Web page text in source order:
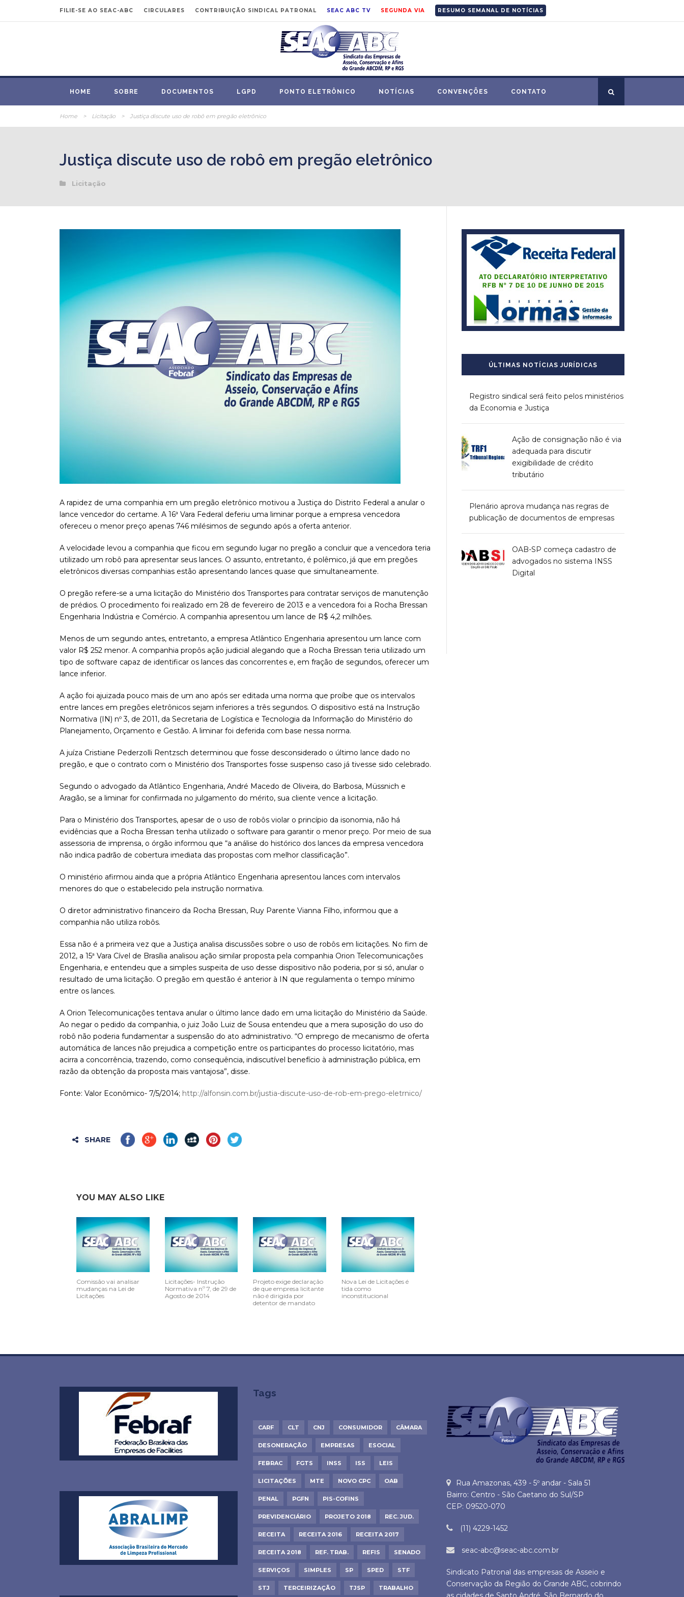
FILIE-SE AO SEAC-ABC CIRCULARES CONTRIBUIÇÃO SINDICAL PATRONAL SEAC ABC TV SEGUNDA VIA RESUMO SEMANAL DE NOTÍCIAS
HOME SOBRE DOCUMENTOS LGPD PONTO ELETRÔNICO NOTÍCIAS CONVENÇÕES CONTATO
Home > Licitação > Justiça discute uso de robô em pregão eletrônico
Justiça discute uso de robô em pregão eletrônico
Licitação
A rapidez de uma companhia em um pregão eletrônico motivou a Justiça do Distrito Federal a anular o
lance vencedor do certame. A 16ª Vara Federal deferiu uma liminar porque a empresa vencedora
ofereceu o menor preço apenas 746 milésimos de segundo após a oferta anterior.
A velocidade levou a companhia que ficou em segundo lugar no pregão a concluir que a vencedora teria
utilizado um robô para apresentar seus lances. O assunto, entretanto, é polêmico, já que em pregões
eletrônicos diversas companhias estão apresentando lances quase que simultaneamente.
O pregão refere-se a uma licitação do Ministério dos Transportes para contratar serviços de manutenção
de prédios. O procedimento foi realizado em 28 de fevereiro de 2013 e a vencedora foi a Rocha Bressan
Engenharia Indústria e Comércio. A companhia apresentou um lance de R$ 4,2 milhões.
Menos de um segundo antes, entretanto, a empresa Atlântico Engenharia apresentou um lance com
valor R$ 252 menor. A companhia propôs ação judicial alegando que a Rocha Bressan teria utilizado um
tipo de software capaz de identificar os lances das concorrentes e, em fração de segundos, oferecer um
lance inferior.
A ação foi ajuizada pouco mais de um ano após ser editada uma norma que proíbe que os intervalos
entre lances em pregões eletrônicos sejam inferiores a três segundos. O dispositivo está na Instrução
Normativa (IN) nº 3, de 2011, da Secretaria de Logística e Tecnologia da Informação do Ministério do
Planejamento, Orçamento e Gestão. A liminar foi deferida com base nessa norma.
A juíza Cristiane Pederzolli Rentzsch determinou que fosse desconsiderado o último lance dado no
pregão, e que o contrato com o Ministério dos Transportes fosse suspenso caso já tivesse sido celebrado.
Segundo o advogado da Atlântico Engenharia, André Macedo de Oliveira, do Barbosa, Müssnich e
Aragão, se a liminar for confirmada no julgamento do mérito, sua cliente vence a licitação.
Para o Ministério dos Transportes, apesar de o uso de robôs violar o princípio da isonomia, não há
evidências que a Rocha Bressan tenha utilizado o software para garantir o menor preço. Por meio de sua
assessoria de imprensa, o órgão informou que “a análise do histórico dos lances da empresa vencedora
não indica padrão de cobertura imediata das propostas com melhor classificação”.
O ministério afirmou ainda que a própria Atlântico Engenharia apresentou lances com intervalos
menores do que o estabelecido pela instrução normativa.
O diretor administrativo financeiro da Rocha Bressan, Ruy Parente Vianna Filho, informou que a
companhia não utiliza robôs.
Essa não é a primeira vez que a Justiça analisa discussões sobre o uso de robôs em licitações. No fim de
2012, a 15ª Vara Cível de Brasília analisou ação similar proposta pela companhia Orion Telecomunicações
Engenharia, e entendeu que a simples suspeita de uso desse dispositivo não poderia, por si só, anular o
resultado de uma licitação. O pregão em questão é anterior à IN que regulamenta o tempo mínimo
entre os lances.
A Orion Telecomunicações tentava anular o último lance dado em uma licitação do Ministério da Saúde.
Ao negar o pedido da companhia, o juiz João Luiz de Sousa entendeu que a mera suposição do uso do
robô não poderia fundamentar a suspensão do ato administrativo. “O emprego de mecanismo de oferta
automática de lances não prejudica a competição entre os participantes do processo licitatório, mas
acirra a concorrência, trazendo, como consequência, indiscutível benefício à administração pública, em
razão da obtenção da proposta mais vantajosa”, disse.
Fonte: Valor Econômico- 7/5/2014; http://alfonsin.com.br/justia-discute-uso-de-rob-em-prego-eletrnico/
SHARE
YOU MAY ALSO LIKE
Comissão vai analisar
mudanças na Lei de
Licitações
Licitações- Instrução
Normativa nº 7, de 29 de
Agosto de 2014
Projeto exige declaração
de que empresa licitante
não é dirigida por
detentor de mandato
Nova Lei de Licitações é
tida como
inconstitucional
ÚLTIMAS NOTÍCIAS JURÍDICAS
Registro sindical será feito pelos ministérios
da Economia e Justiça
Ação de consignação não é via
adequada para discutir
exigibilidade de crédito
tributário
Plenário aprova mudança nas regras de
publicação de documentos de empresas
OAB-SP começa cadastro de
advogados no sistema INSS
Digital
Tags
CARF CLT CNJ CONSUMIDOR CÂMARA
DESONERAÇÃO EMPRESAS ESOCIAL
FEBRAC FGTS INSS ISS LEIS
LICITAÇÕES MTE NOVO CPC OAB
PENAL PGFN PIS-COFINS
PREVIDENCIÁRIO PROJETO 2018 REC. JUD.
RECEITA RECEITA 2016 RECEITA 2017
RECEITA 2018 REF. TRAB. REFIS SENADO
SERVIÇOS SIMPLES SP SPED STF
STJ TERCEIRIZAÇÃO TJSP TRABALHO
Rua Amazonas, 439 - 5º andar - Sala 51
Bairro: Centro - São Caetano do Sul/SP
CEP: 09520-070
(11) 4229-1452
seac-abc@seac-abc.com.br
Sindicato Patronal das empresas de Asseio e
Conservação da Região do Grande ABC, cobrindo